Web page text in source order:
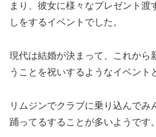
まり、彼女に様々なプレゼント渡
しをするイベントでした。
現代は結婚が決まって、これから
うことを祝いするようなイベント
リムジンでクラブに乗り込んでみ
踊ってるすることが多いようです。